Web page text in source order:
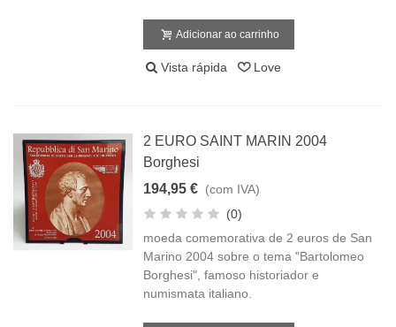
Adicionar ao carrinho
Vista rápida Love
2 EURO SAINT MARIN 2004
Borghesi
194,95 € (com IVA)
(0)
moeda comemorativa de 2 euros de San
Marino 2004 sobre o tema "Bartolomeo
Borghesi", famoso historiador e
numismata italiano.